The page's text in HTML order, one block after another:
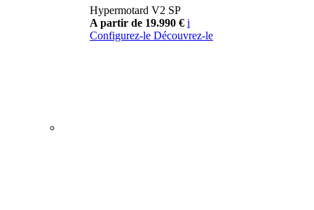
Hypermotard V2 SP
A partir de 19.990 € i
Configurez-le Découvrez-le